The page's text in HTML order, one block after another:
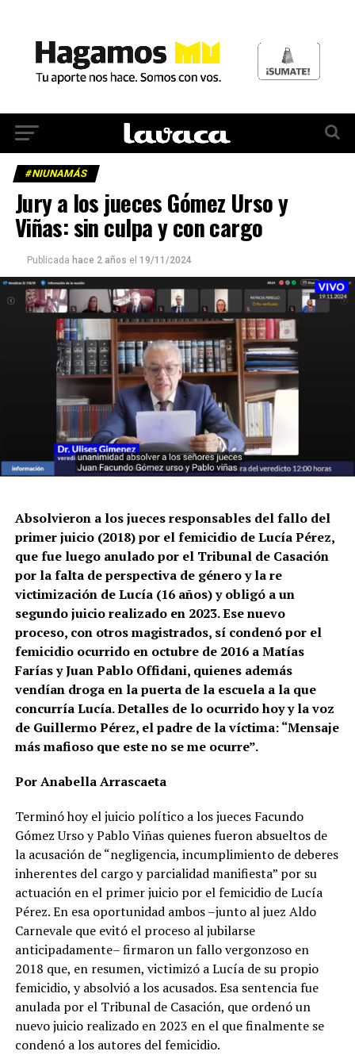
#NIUNAMÁS
Jury a los jueces Gómez Urso y
Viñas: sin culpa y con cargo
Publicada hace 2 años el 19/11/2024
Absolvieron a los jueces responsables del fallo del
primer juicio (2018) por el femicidio de Lucía Pérez,
que fue luego anulado por el Tribunal de Casación
por la falta de perspectiva de género y la re
victimización de Lucía (16 años) y obligó a un
segundo juicio realizado en 2023. Ese nuevo
proceso, con otros magistrados, sí condenó por el
femicidio ocurrido en octubre de 2016 a Matías
Farías y Juan Pablo Offidani, quienes además
vendían droga en la puerta de la escuela a la que
concurría Lucía. Detalles de lo ocurrido hoy y la voz
de Guillermo Pérez, el padre de la víctima: “Mensaje
más mafioso que este no se me ocurre”.
Por Anabella Arrascaeta
Terminó hoy el juicio político a los jueces Facundo
Gómez Urso y Pablo Viñas quienes fueron absueltos de
la acusación de “negligencia, incumplimiento de deberes
inherentes del cargo y parcialidad manifiesta” por su
actuación en el primer juicio por el femicidio de Lucía
Pérez. En esa oportunidad ambos –junto al juez Aldo
Carnevale que evitó el proceso al jubilarse
anticipadamente– firmaron un fallo vergonzoso en
2018 que, en resumen, victimizó a Lucía de su propio
femicidio, y absolvió a los acusados. Esa sentencia fue
anulada por el Tribunal de Casación, que ordenó un
nuevo juicio realizado en 2023 en el que finalmente se
condenó a los autores del femicidio.